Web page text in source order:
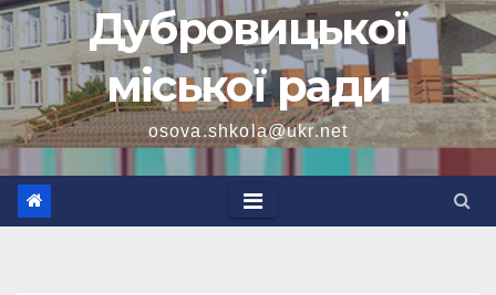
Дубровицької
міської ради
osova.shkola@ukr.net